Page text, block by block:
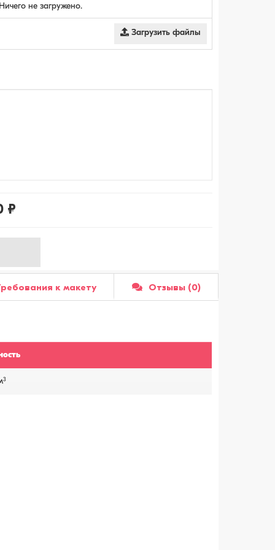
Ничего не загружено.
Загрузить файлы
₽
к макету Отзывы (0)
3